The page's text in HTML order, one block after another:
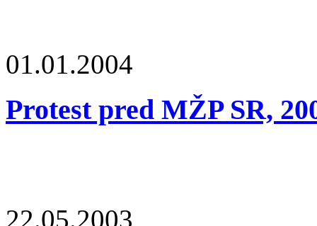
01.01.2004
Protest pred MŽP SR,
22.05.2003